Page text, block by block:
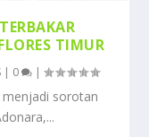
TIMUR
| 0 |
sorotan